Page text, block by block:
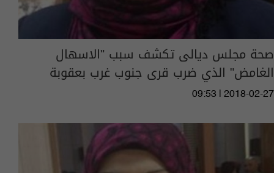
صحة مجلس ديالى تكشف سبب "الاسهال
الغامض" الذي ضرب قرى جنوب غرب بعقوبة
09:53 | 2018-02-27